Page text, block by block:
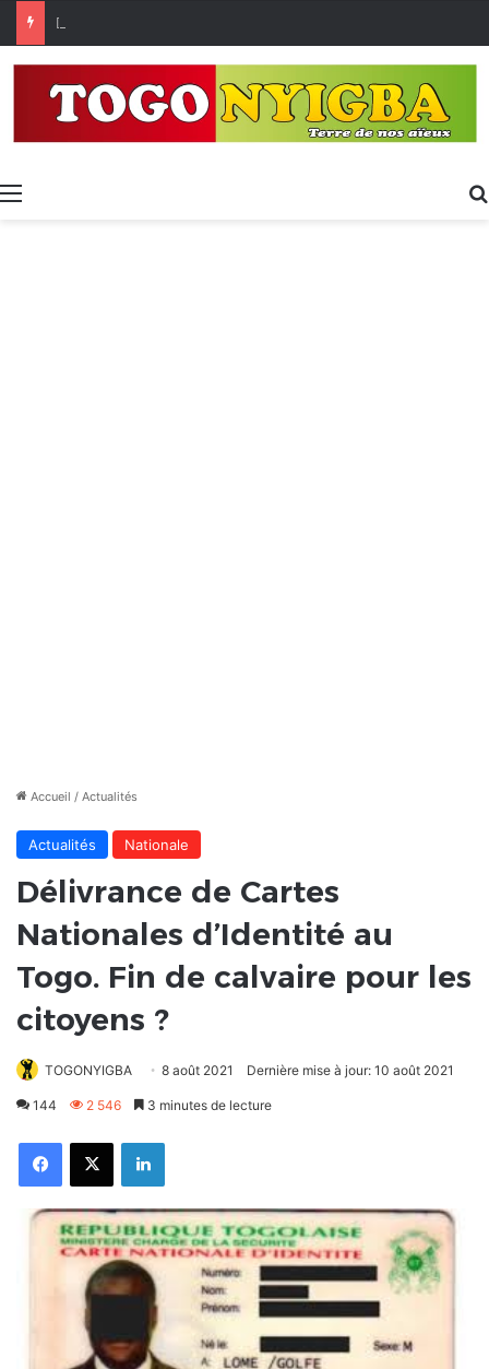
Menu
Accueil / Actualités
Actualités Nationale
Délivrance de Cartes
Nationales d’Identité au
Togo. Fin de calvaire pour les
citoyens ?
TOGONYIGBA 8 août 2021 Dernière mise à jour: 10 août 2021
144 2 546 3 minutes de lecture
FacebookX Linkedin